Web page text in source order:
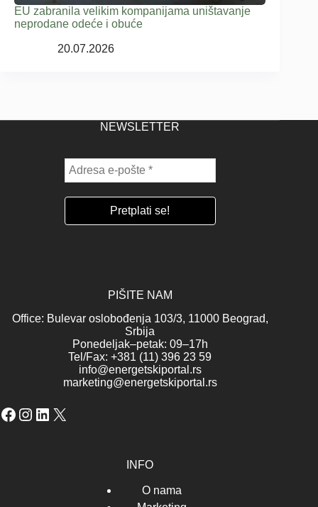
EU zabranila velikim kompanijama uništavanje
neprodane odeće i obuće
20.07.2026
NEWSLETTER
PIŠITE NAM
Office: Bulevar oslobođenja 103/3, 11000 Beograd,
Srbija
Ponedeljak–petak: 09–17h
Tel/Fax: +381 (11) 396 23 59
info@energetskiportal.rs
marketing@energetskiportal.rs
Facebook
Instagram
LinkedIn
X
INFO
O nama